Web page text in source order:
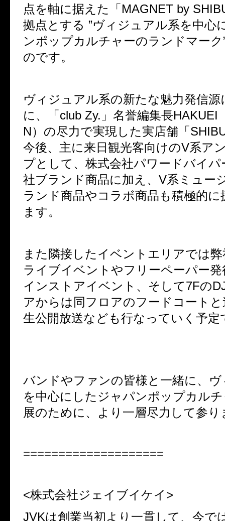
点を軸に据えた「MAGNET by
拠点とする ”ヴィジュアル系を中心
ンポップカルチャーのランドマーク
のです。
ヴィジュアル系の新たな魅力発信
に、「club Zy.」名誉編集長HAKUEI
N）の尽力で実現した実店舗「
今後、主に来日観光客向けのV系ア
プとして、株式会社パワードバイ
社ブランド商品に加え、V系ミュー
ランド商品やコラボ商品も積極的
ます。
また隣接したイベントエリアでは
ライブイベントやフリーペーパー
インストアイベント、そして7Fの
アからは同フロアのフードコート
生公開放送なども行なっていく予定
バンドやファンの皆様と一緒に、
を中心にしたジャパンポップカル
展のために、より一層尽力して参り
====================
<株式会社ジェイブイケイ>
JVKは創業当初より一貫して、今で